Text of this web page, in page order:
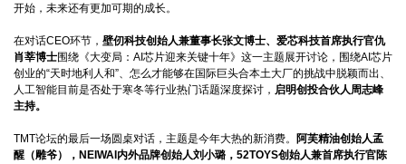
开始，未来还有更加可期的成长。
在对话CEO环节， 壁仞科技创始人兼董事长张文博士、爱芯科技首席执行官仇
肖莘博士围绕《大变局：AI芯片迎来关键十年》这一主题展开讨论，围绕AI芯片
创业的“天时地利人和”、怎么才能够在国际巨头合本土大厂的挑战中脱颖而出、
人工智能目前是否处于寒冬等行业热门话题深度探讨， 启明创投合伙人周志峰
主持。
TMT论坛的最后一场圆桌对话，主题是今年大热的新消费。
阿芙精油创始人孟
醒（雕爷），NEIWAI内外品牌创始人刘小璐，52TOYS创始人兼首席执行官陈